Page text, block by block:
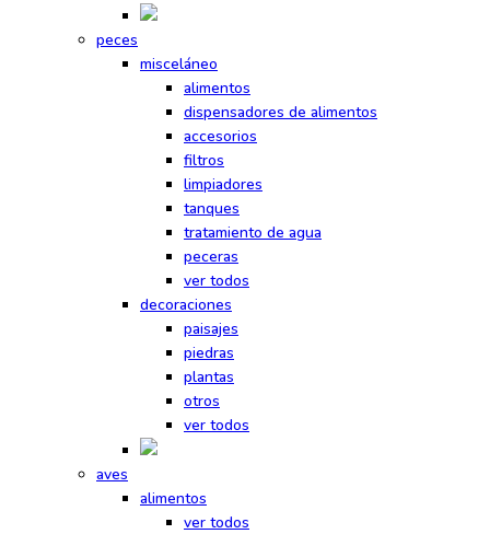
peces
misceláneo
alimentos
dispensadores de alimentos
accesorios
filtros
limpiadores
tanques
tratamiento de agua
peceras
ver todos
decoraciones
paisajes
piedras
plantas
otros
ver todos
aves
alimentos
ver todos